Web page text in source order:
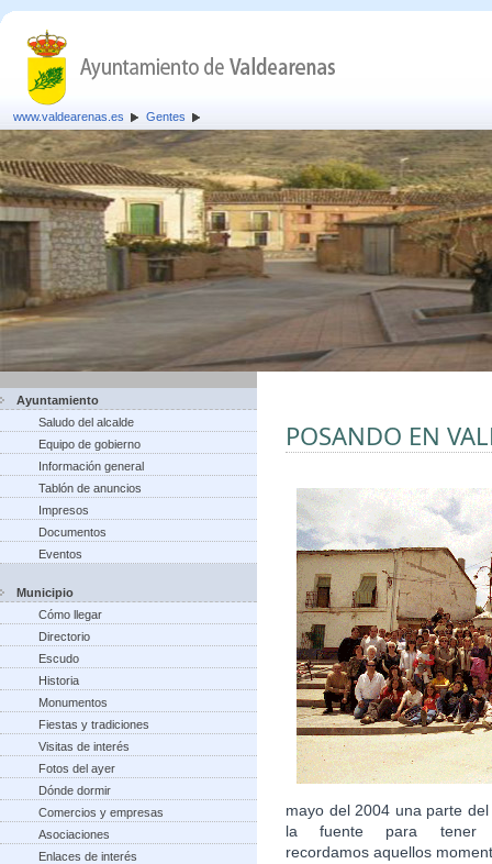
www.valdearenas.es Gentes
Ayuntamiento
Saludo del alcalde
Equipo de gobierno
Información general
Tablón de anuncios
Impresos
Documentos
Eventos
Municipio
Cómo llegar
Directorio
Escudo
Historia
Monumentos
Fiestas y tradiciones
Visitas de interés
Fotos del ayer
Dónde dormir
Comercios y empresas
Asociaciones
Enlaces de interés
POSANDO EN
mayo del 2004 una parte
la fuente para tener
recordamos aquellos